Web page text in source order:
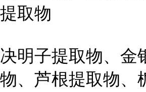
提取物
决明子提取物、金
物、芦根提取物、